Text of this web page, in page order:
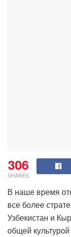
306
SHARES
В наше время
все более
Узбекистан и
общей